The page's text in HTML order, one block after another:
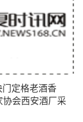
门定格老酒香
会西安酒厂采